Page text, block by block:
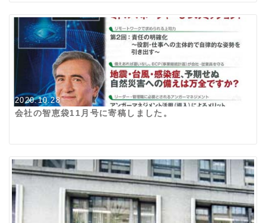
2020.10.28
会社の智恵袋11月号に寄稿しました。